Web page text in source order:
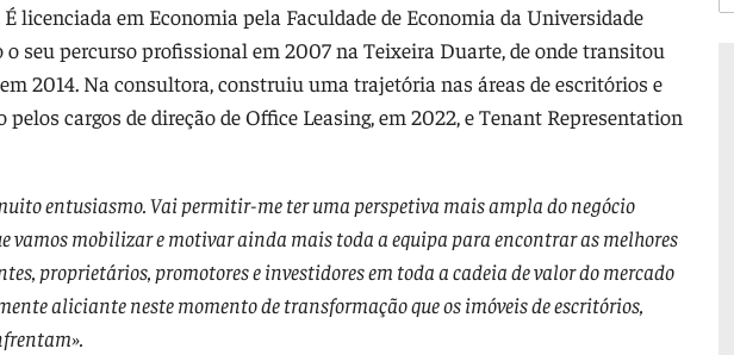
licenciada em Economia pela Faculdade de Economia da Universidade
o seu percurso profissional em 2007 na Teixeira Duarte, de onde transitou
2014. Na consultora, construiu uma trajetória nas áreas de escritórios e
cargos de direção de Office Leasing, em 2022, e Tenant Representation
entusiasmo. Vai permitir-me ter uma perspetiva mais ampla do negócio
vamos mobilizar e motivar ainda mais toda a equipa para encontrar as melhores
proprietários, promotores e investidores em toda a cadeia de valor do mercado
aliciante neste momento de transformação que os imóveis de escritórios,